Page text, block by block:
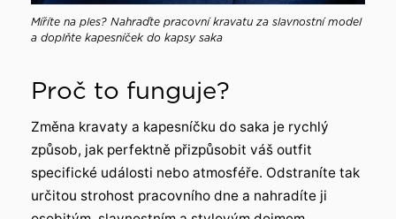
Míříte na ples? Nahraďte pracovní kravatu za slavnostní model
a doplňte kapesníček do kapsy saka
Proč to funguje?
Změna kravaty a kapesníčku do saka je rychlý
způsob, jak perfektně přizpůsobit váš outfit
specifické události nebo atmosféře. Odstraníte tak
určitou strohost pracovního dne a nahradíte ji